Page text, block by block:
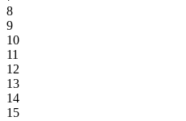
8
9
10
11
12
13
14
15